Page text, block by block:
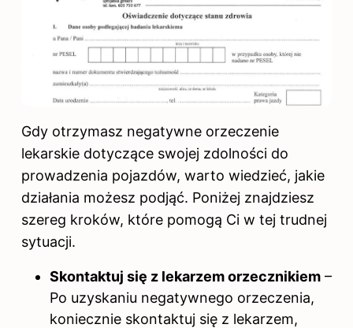
Gdy otrzymasz negatywne orzeczenie
lekarskie dotyczące swojej zdolności do
prowadzenia pojazdów, warto wiedzieć, jakie
działania możesz podjąć. Poniżej znajdziesz
szereg kroków, które pomogą Ci w tej trudnej
sytuacji.
Skontaktuj się z lekarzem orzecznikiem –
Po uzyskaniu negatywnego orzeczenia,
koniecznie skontaktuj się z lekarzem,